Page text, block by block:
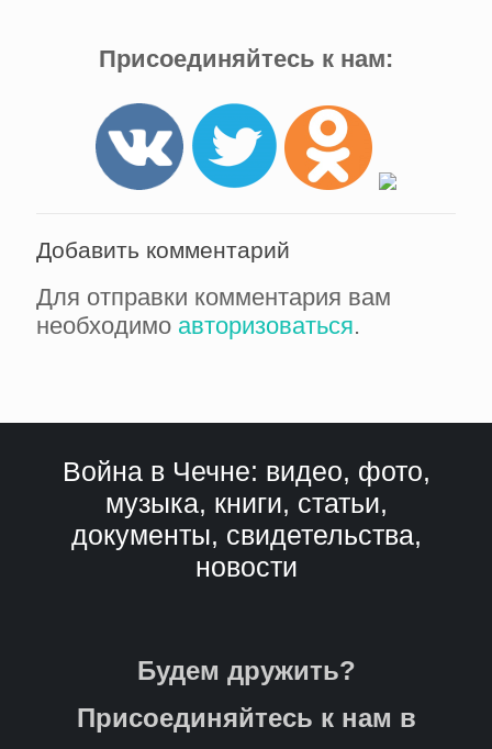
Присоединяйтесь к нам:
Добавить комментарий
Для отправки комментария вам
необходимо авторизоваться.
Война в Чечне: видео, фото,
музыка, книги, статьи,
документы, свидетельства,
новости
Будем дружить?
Присоединяйтесь к нам в